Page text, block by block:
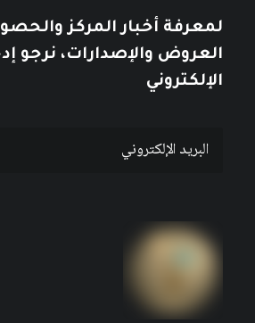
لمعرفة أخبار المركز
العروض والإصدارات، نرجو
الإلكتروني